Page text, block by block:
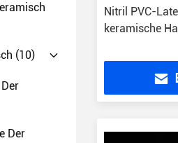
(10)
Der
Nitril PVC-
keramische